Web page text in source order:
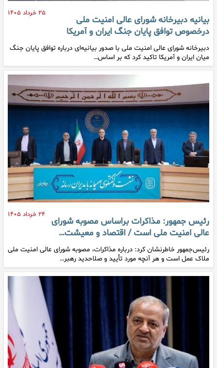
۲۵ خرداد ۱۴۰۵
بیانیه دبیرخانه شورای عالی امنیت ملی
درخصوص توافق پایان جنگ ایران و آمریکا
دبیرخانه شورای عالی امنیت ملی با صدور بیانیه‌ای درباره توافق پایان جنگ
میان ایران و آمریکا تاکید کرد که بر اساس…
۲۴ خرداد ۱۴۰۵
رئیس جمهور: مذاکرات براساس مصوبه شورای
عالی امنیت ملی است / اقتصاد و معیشت…
رئیس‌جمهور خاطرنشان کرد: درباره مذاکرات، مصوبه شورای عالی امنیت ملی
ملاک عمل است و هر آنچه مورد تأیید و صلاحدید رهبر…